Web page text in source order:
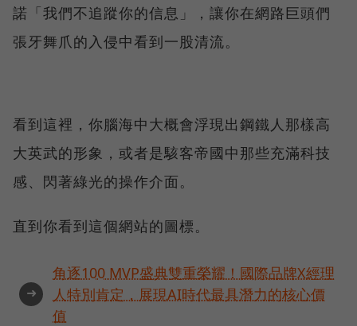
諾「我們不追蹤你的信息」，讓你在網路巨頭們
張牙舞爪的入侵中看到一股清流。
看到這裡，你腦海中大概會浮現出鋼鐵人那樣高
大英武的形象，或者是駭客帝國中那些充滿科技
感、閃著綠光的操作介面。
直到你看到這個網站的圖標。
➜
角逐100 MVP盛典雙重榮耀！國際品牌X經理
人特別肯定，展現AI時代最具潛力的核心價
值